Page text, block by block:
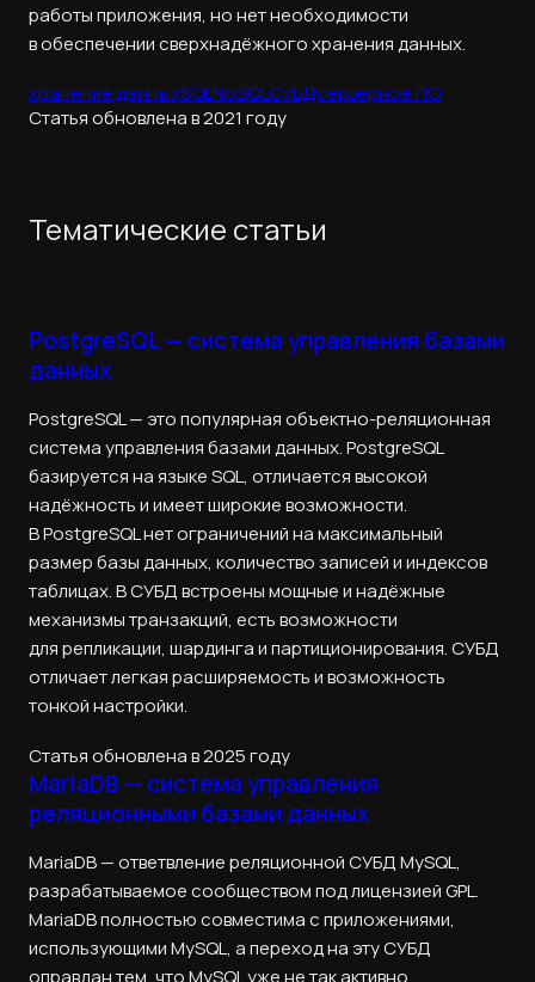
работы приложения, но нет необходимости
в обеспечении сверхнадёжного хранения данных.
хранение данныхSQLNoSQLСУБДсерверное ПО
Статья обновлена в 2021 году
Тематические статьи
PostgreSQL — система управления базами
данных
PostgreSQL — это популярная объектно-реляционная
система управления базами данных. PostgreSQL
базируется на языке SQL, отличается высокой
надёжность и имеет широкие возможности.
В PostgreSQL нет ограничений на максимальный
размер базы данных, количество записей и индексов
таблицах. В СУБД встроены мощные и надёжные
механизмы транзакций, есть возможности
для репликации, шардинга и партиционирования. СУБД
отличает легкая расширяемость и возможность
тонкой настройки.
Статья обновлена в 2025 году
MariaDB — система управления
реляционными базами данных
MariaDB — ответвление реляционной СУБД MySQL,
разрабатываемое сообществом под лицензией GPL.
MariaDB полностью совместима с приложениями,
использующими MySQL, а переход на эту СУБД